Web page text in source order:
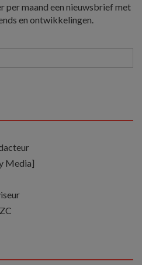
per maand een nieuwsbrief met
en ontwikkelingen.
Media]